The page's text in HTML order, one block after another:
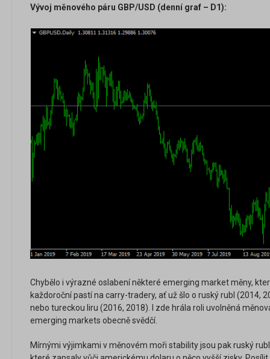
Vývoj měnového páru GBP/USD (denní graf – D1):
Chybělo i výrazné oslabení některé emerging market měny,
každoroční pastí na carry-tradery, ať už šlo o ruský rubl (2014,
nebo tureckou liru (2016, 2018). I zde hrála roli uvolněná
emerging markets obecně svědčí.
Mírnými výjimkami v měnovém moři stability jsou pak ruský